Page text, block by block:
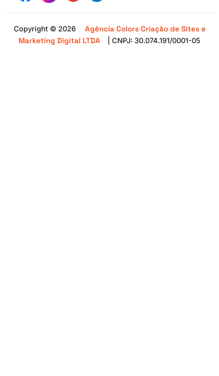
Copyright © 2026
Agência Colors Criação de Sites e
Marketing Digital LTDA
| CNPJ: 30.074.191/0001-05